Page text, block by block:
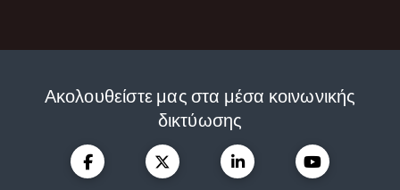
Ακολουθείστε μας στα μέσα κοινωνικής
δικτύωσης